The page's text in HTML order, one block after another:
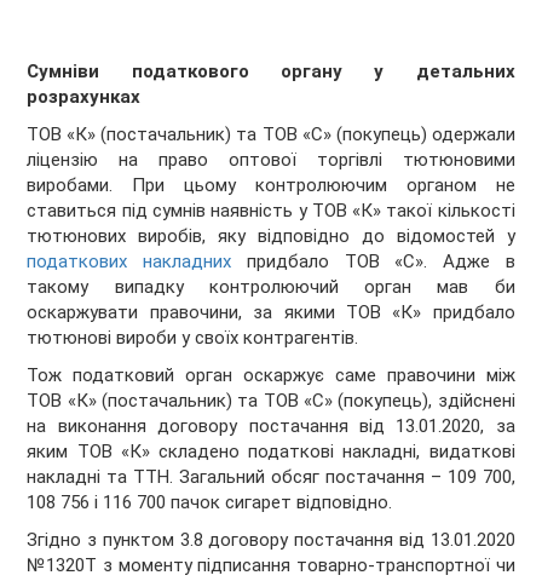
Сумніви податкового органу у детальних
розрахунках
ТОВ «К» (постачальник) та ТОВ «С» (покупець) одержали
ліцензію на право оптової торгівлі тютюновими
виробами. При цьому контролюючим органом не
ставиться під сумнів наявність у ТОВ «К» такої кількості
тютюнових виробів, яку відповідно до відомостей у
податкових накладних придбало ТОВ «С». Адже в
такому випадку контролюючий орган мав би
оскаржувати правочини, за якими ТОВ «К» придбало
тютюнові вироби у своїх контрагентів.
Тож податковий орган оскаржує саме правочини між
ТОВ «К» (постачальник) та ТОВ «С» (покупець), здійснені
на виконання договору постачання від 13.01.2020, за
яким ТОВ «К» складено податкові накладні, видаткові
накладні та ТТН. Загальний обсяг постачання – 109 700,
108 756 і 116 700 пачок сигарет відповідно.
Згідно з пунктом 3.8 договору постачання від 13.01.2020
№1320Т з моменту підписання товарно-транспортної чи